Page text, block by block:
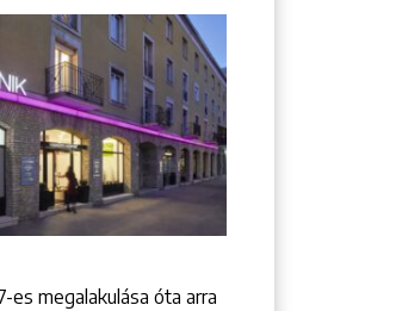
­es megalakulása óta arra